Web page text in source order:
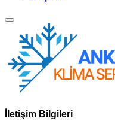
İletişim Bilgileri